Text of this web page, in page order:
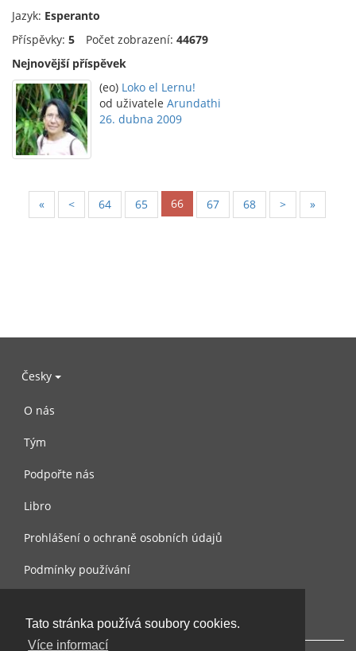
Tato stránka používá soubory cookies.
Více informací
Jazyk: Esperanto
Příspěvky: 5 Počet zobrazení: 44679
Nejnovější příspěvek
(eo) Loko el Lernu!
od uživatele Arundathi
26. dubna 2009
« < 64 65 66 67 68 > »
Česky
O nás
Tým
Podpořte nás
Libro
Prohlášení o ochraně osobních údajů
Podmínky používání